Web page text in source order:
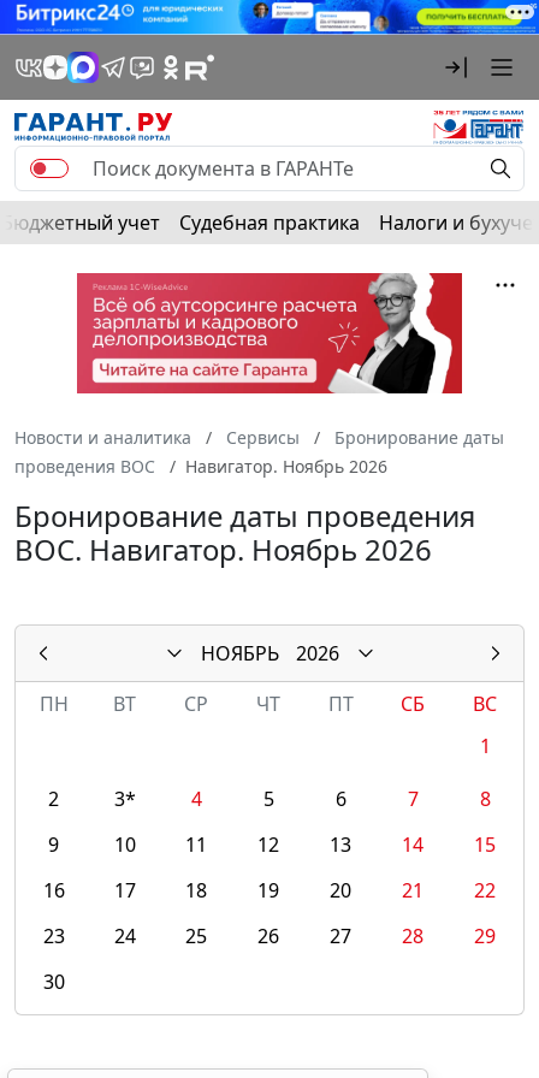
Бюджетный учет Судебная практика Налоги и
Новости и аналитика Сервисы
Бронирование даты
проведения ВОС
Навигатор. Ноябрь 2026
Бронирование даты проведения
ВОС. Навигатор. Ноябрь 2026
НОЯБРЬ
2026
ПН
ВТ СР ЧТ ПТ СБ
ВС
1
2
3* 4 5 6 7
8
9
10 11 12 13 14
15
16
17 18 19 20 21
22
23
24 25 26 27 28
29
30